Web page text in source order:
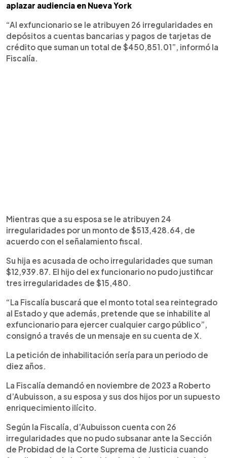
aplazar audiencia en Nueva York
“Al exfuncionario se le atribuyen 26 irregularidades en
depósitos a cuentas bancarias y pagos de tarjetas de
crédito que suman un total de $450,851.01”, informó la
Fiscalía.
Mientras que a su esposa se le atribuyen 24
irregularidades por un monto de $513,428.64, de
acuerdo con el señalamiento fiscal.
Su hija es acusada de ocho irregularidades que suman
$12,939.87. El hijo del ex funcionario no pudo justificar
tres irregularidades de $15,480.
“La Fiscalía buscará que el monto total sea reintegrado
al Estado y que además, pretende que se inhabilite al
exfuncionario para ejercer cualquier cargo público”,
consignó a través de un mensaje en su cuenta de X.
La petición de inhabilitación sería para un periodo de
diez años.
La Fiscalía demandó en noviembre de 2023 a Roberto
d’Aubuisson, a su esposa y sus dos hijos por un supuesto
enriquecimiento ilícito.
Según la Fiscalía, d’Aubuisson cuenta con 26
irregularidades que no pudo subsanar ante la Sección
de Probidad de la Corte Suprema de Justicia cuando